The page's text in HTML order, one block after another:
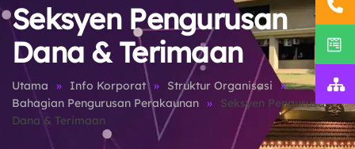
Seksyen Pengurusan
Dana & Terimaan
Utama Info Korporat
Struktur Organisasi
Bahagian Pengurusan Perakaunan
Seksyen Pengurusan
Dana & Terimaan